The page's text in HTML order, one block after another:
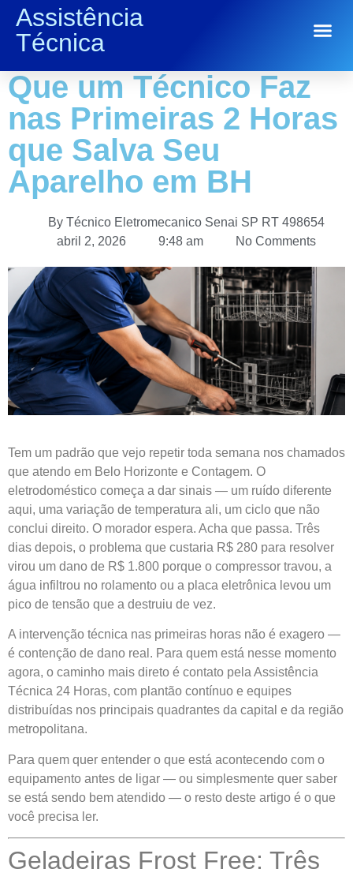
Assistência
Técnica
Geladeira Parou,
Lavadora Vazou: O
Que um Técnico Faz
nas Primeiras 2 Horas
que Salva Seu
Aparelho em BH
By Técnico Eletromecanico Senai SP RT 498654
abril 2, 2026
9:48 am No Comments
Tem um padrão que vejo repetir toda semana nos chamados
que atendo em Belo Horizonte e Contagem. O
eletrodoméstico começa a dar sinais — um ruído diferente
aqui, uma variação de temperatura ali, um ciclo que não
conclui direito. O morador espera. Acha que passa. Três
dias depois, o problema que custaria R$ 280 para resolver
virou um dano de R$ 1.800 porque o compressor travou, a
água infiltrou no rolamento ou a placa eletrônica levou um
pico de tensão que a destruiu de vez.
A intervenção técnica nas primeiras horas não é exagero —
é contenção de dano real. Para quem está nesse momento
agora, o caminho mais direto é contato pela Assistência
Técnica 24 Horas, com plantão contínuo e equipes
distribuídas nos principais quadrantes da capital e da região
metropolitana.
Para quem quer entender o que está acontecendo com o
equipamento antes de ligar — ou simplesmente quer saber
se está sendo bem atendido — o resto deste artigo é o que
você precisa ler.
Geladeiras Frost Free: Três